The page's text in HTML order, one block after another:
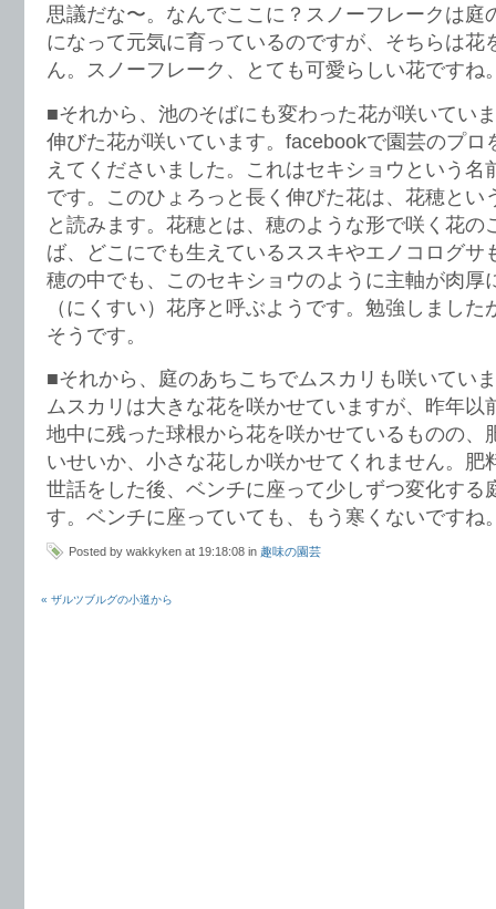
思議だな〜。なんでここに？スノーフレークは庭
になって元気に育っているのですが、そちらは花
ん。スノーフレーク、とても可愛らしい花ですね
■それから、池のそばにも変わった花が咲いてい
伸びた花が咲いています。facebookで園芸のプロ
えてくださいました。これはセキショウという名
です。このひょろっと長く伸びた花は、花穂とい
と読みます。花穂とは、穂のような形で咲く花の
ば、どこにでも生えているススキやエノコログサ
穂の中でも、このセキショウのように主軸が肉厚
（にくすい）花序と呼ぶようです。勉強しまし
そうです。
■それから、庭のあちこちでムスカリも咲いてい
ムスカリは大きな花を咲かせていますが、昨年以
地中に残った球根から花を咲かせているものの、
いせいか、小さな花しか咲かせてくれません。肥
世話をした後、ベンチに座って少しずつ変化する
す。ベンチに座っていても、もう寒くないですね
Posted by wakkyken at 19:18:08 in 趣味の園芸
« ザルツブルグの小道から